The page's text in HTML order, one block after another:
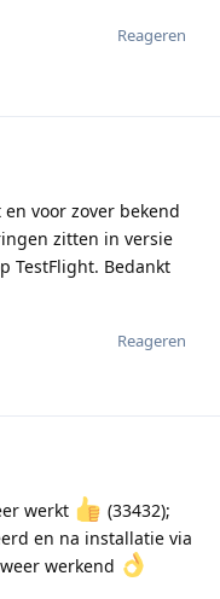
Reageren
voor zover bekend
zitten in versie
TestFlight. Bedankt
Reageren
werkt
(33432);
en na installatie via
werkend